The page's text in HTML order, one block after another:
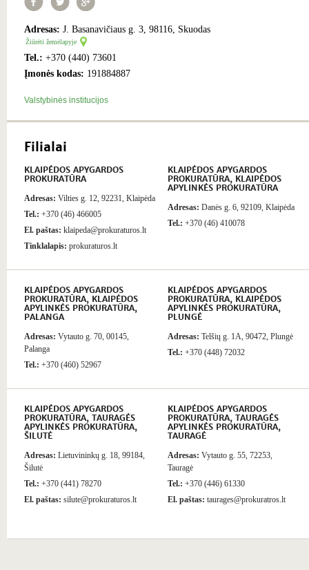
Adresas: J. Basanavičiaus g. 3, 98116, Skuodas
Žiūrėti žemėlapyje
Tel.: +370 (440) 73601
Įmonės kodas: 191884887
Valstybinės institucijos
Filialai
KLAIPĖDOS APYGARDOS
PROKURATŪRA
Adresas: Vilties g. 12, 92231, Klaipėda
Tel.: +370 (46) 466005
El. paštas: klaipeda@prokuraturos.lt
Tinklalapis: prokuraturos.lt
KLAIPĖDOS APYGARDOS
PROKURATŪRA, KLAIPĖDOS
APYLINKĖS PROKURATŪRA
Adresas: Danės g. 6, 92109, Klaipėda
Tel.: +370 (46) 410078
KLAIPĖDOS APYGARDOS
PROKURATŪRA, KLAIPĖDOS
APYLINKĖS PROKURATŪRA,
PALANGA
Adresas: Vytauto g. 70, 00145,
Palanga
Tel.: +370 (460) 52967
KLAIPĖDOS APYGARDOS
PROKURATŪRA, KLAIPĖDOS
APYLINKĖS PROKURATŪRA,
PLUNGĖ
Adresas: Telšių g. 1A, 90472, Plungė
Tel.: +370 (448) 72032
KLAIPĖDOS APYGARDOS
PROKURATŪRA, TAURAGĖS
APYLINKĖS PROKURATŪRA,
ŠILUTĖ
Adresas: Lietuvininkų g. 18, 99184,
Šilutė
Tel.: +370 (441) 78270
El. paštas: silute@prokuraturos.lt
KLAIPĖDOS APYGARDOS
PROKURATŪRA, TAURAGĖS
APYLINKĖS PROKURATŪRA,
TAURAGĖ
Adresas: Vytauto g. 55, 72253,
Tauragė
Tel.: +370 (446) 61330
El. paštas: taurages@prokuratros.lt